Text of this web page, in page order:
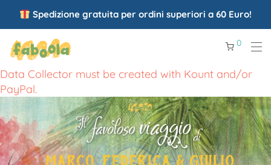
Spedizione gratuita per ordini superiori a 60 Euro!
0
Data Collector must be created with Kount and/or
PayPal.